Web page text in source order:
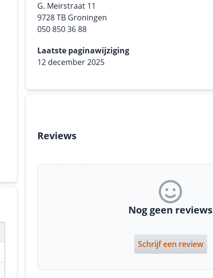
G. Meirstraat 11
9728 TB Groningen
050 850 36 88
Laatste paginawijziging
12 december 2025
Reviews
Nog geen reviews
Schrijf een review